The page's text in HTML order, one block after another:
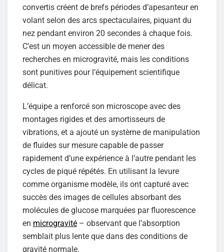
convertis créent de brefs périodes d’apesanteur en
volant selon des arcs spectaculaires, piquant du
nez pendant environ 20 secondes à chaque fois.
C’est un moyen accessible de mener des
recherches en microgravité, mais les conditions
sont punitives pour l’équipement scientifique
délicat.
L’équipe a renforcé son microscope avec des
montages rigides et des amortisseurs de
vibrations, et a ajouté un système de manipulation
de fluides sur mesure capable de passer
rapidement d’une expérience à l’autre pendant les
cycles de piqué répétés. En utilisant la levure
comme organisme modèle, ils ont capturé avec
succès des images de cellules absorbant des
molécules de glucose marquées par fluorescence
en microgravité – observant que l’absorption
semblait plus lente que dans des conditions de
gravité normale.